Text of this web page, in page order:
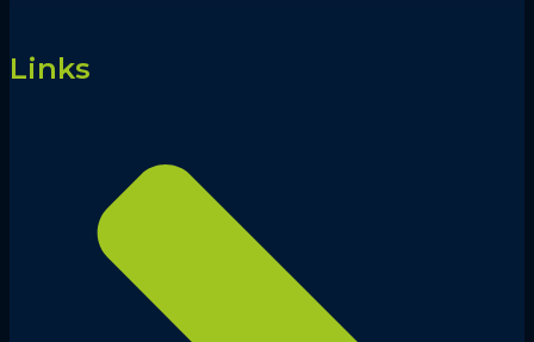
Links